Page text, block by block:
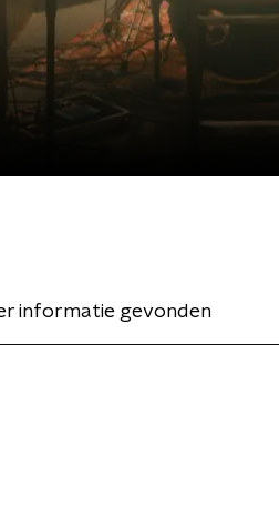
informatie gevonden